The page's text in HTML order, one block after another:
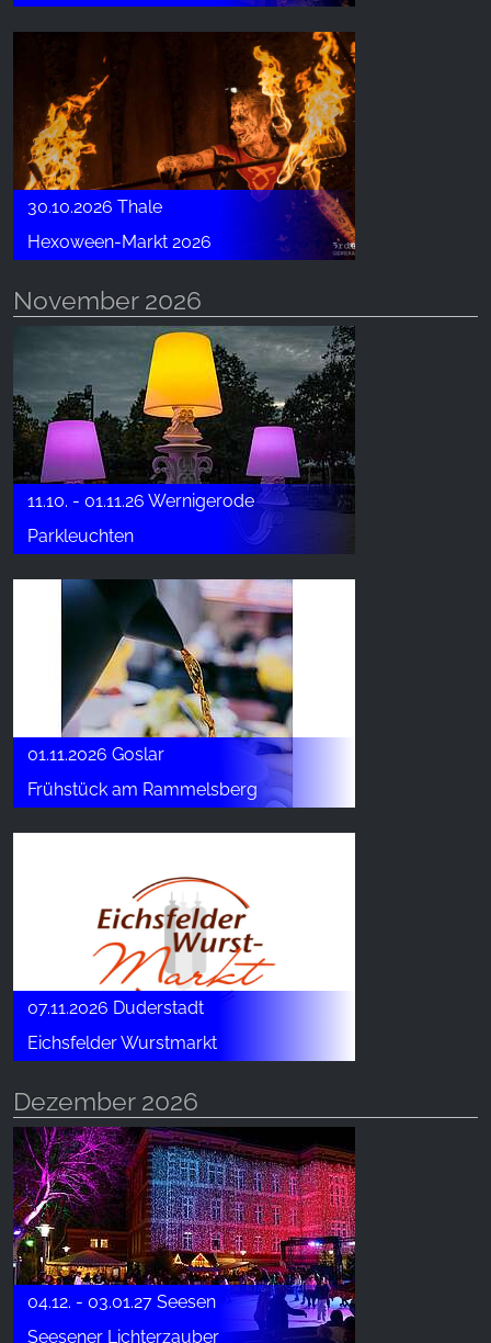
30.10.2026 Thale
Hexoween-Markt 2026
November 2026
11.10. - 01.11.26 Wernigerode
Parkleuchten
01.11.2026 Goslar
Frühstück am Rammelsberg
07.11.2026 Duderstadt
Eichsfelder Wurstmarkt
Dezember 2026
04.12. - 03.01.27 Seesen
Seesener Lichterzauber